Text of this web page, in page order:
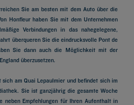
Sie am besten mit dem Auto über die
Honfleur haben Sie mit dem Unternehmen
Verbindungen in das nahegelegene,
überqueren Sie die eindrucksvolle Pont de
Sie dann auch die Möglichkeit mit der
überzusetzen.
am Quai Lepaulmier und befindet sich im
Sie ist ganzjährig die gesamte Woche
neben Empfehlungen für Ihren Aufenthalt in